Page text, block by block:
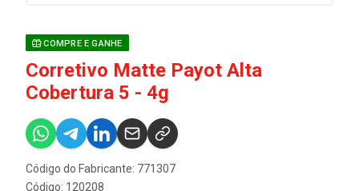
COMPRE E GANHE
Corretivo Matte Payot Alta
Cobertura 5 - 4g
Código do Fabricante: 771307
Código: 120208